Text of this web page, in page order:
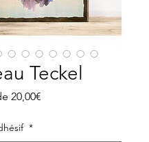
Teckel
20,00€
*